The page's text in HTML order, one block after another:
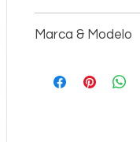
Tamaño: 41,8 x
Limitador de
Marca & Modelo
Código: HEKATE -